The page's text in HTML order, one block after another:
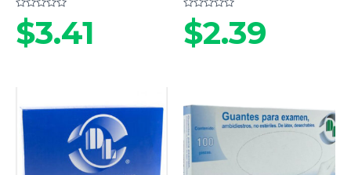
Valorado
en
0
de
$3.41
Valorado
en
0
de
$2.39